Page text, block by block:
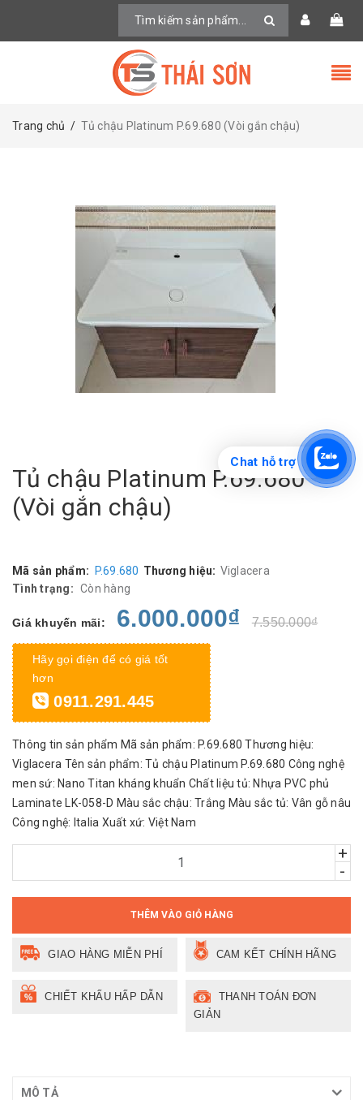
Trang chủ / Tủ chậu Platinum P.69.680 (Vòi gắn chậu)
Tủ chậu Platinum P.69.680
(Vòi gắn chậu)
Mã sản phẩm: P.69.680 Thương hiệu: Viglacera
Tình trạng: Còn hàng
Giá khuyến mãi: 6.000.000₫ 7.550.000₫
Hãy gọi điện để có giá tốt
hơn
0911.291.445
Thông tin sản phẩm Mã sản phẩm: P.69.680 Thương hiệu:
Viglacera Tên sản phẩm: Tủ chậu Platinum P.69.680 Công nghệ
men sứ: Nano Titan kháng khuẩn Chất liệu tủ: Nhựa PVC phủ
Laminate LK-058-D Màu sắc chậu: Trắng Màu sắc tủ: Vân gỗ nâu
Công nghệ: Italia Xuất xứ: Việt Nam
+
-
THÊM VÀO GIỎ HÀNG
GIAO HÀNG MIỄN PHÍ CAM KẾT CHÍNH HÃNG
CHIẾT KHẤU HẤP DẪN
THANH TOÁN ĐƠN
GIẢN
MÔ TẢ
Chat hỗ trợ